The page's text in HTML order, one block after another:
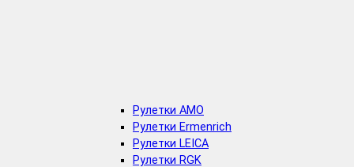
Рулетки AMO
Рулетки Ermenrich
Рулетки LEICA
Рулетки RGK